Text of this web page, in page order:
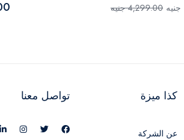
جنيه 4,299.00 جنيه
كذا ميزة
عن الشركة
تواصل معنا